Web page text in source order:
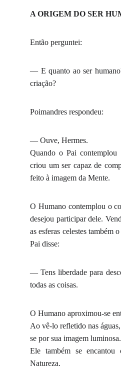
A ORIGEM DO SER
Então perguntei:
— E quanto ao ser
criação?
Poimandres respondeu:
— Ouve, Hermes.
Quando o Pai contemplou
criou um ser capaz de
feito à imagem da Mente.
O Humano contemplou o
desejou participar dele.
as esferas celestes também
Pai disse:
— Tens liberdade para
todas as coisas.
O Humano aproximou-se
Ao vê-lo refletido nas
se por sua imagem luminosa.
Ele também se
Natureza.